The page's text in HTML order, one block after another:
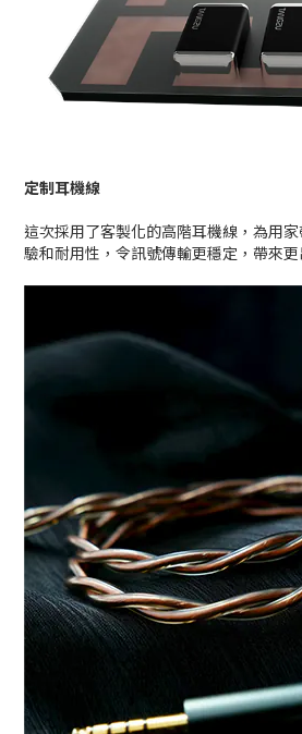
定制耳機線
這次採用了客製化的高階耳機線，為用
驗和耐用性，令訊號傳輸更穩定，帶來更